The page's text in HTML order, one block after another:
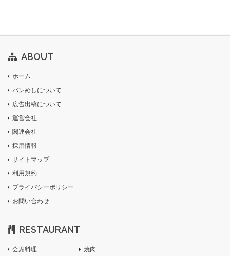
ABOUT
ホーム
バンめしについて
広告出稿について
運営会社
関連会社
採用情報
サイトマップ
利用規約
プライバシーポリシー
お問い合わせ
RESTAURANT
会席料理
焼肉